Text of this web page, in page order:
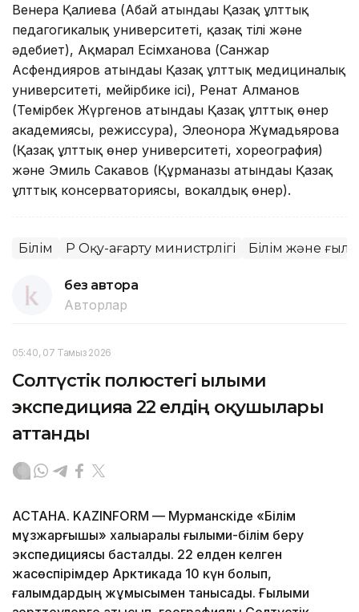
Венера Қалиева (Абай атындағы Қазақ ұлттық
педагогикалық университеті, қазақ тілі және
әдебиет), Ақмарал Есімханова (Санжар
Асфендияров атындағы Қазақ ұлттық медициналық
университеті, мейірбике ісі), Ренат Алманов
(Темірбек Жүргенов атындағы Қазақ ұлттық өнер
академиясы, режиссура), Элеонора Жұмадьярова
(Қазақ ұлттық өнер университеті, хореография)
және Эмиль Сакавов (Құрманғазы атындағы Қазақ
ұлттық консерваториясы, вокалдық өнер).
Білім ҚР Оқу-ағарту министрлігі Білім және
без автора
Авторлар
05:40, 07 Тамыз 2026
Солтүстік полюстегі ғылыми
экспедицияға 22 елдің оқушылары
аттанды
АСТАНА. KAZINFORM — Мурманскіде «Білім
мұзжарғышы» халықаралық ғылыми-білім беру
экспедициясы басталды. 22 елден келген
жасөспірімдер Арктикада 10 күн болып,
ғалымдардың жұмысымен танысады. Ғылыми